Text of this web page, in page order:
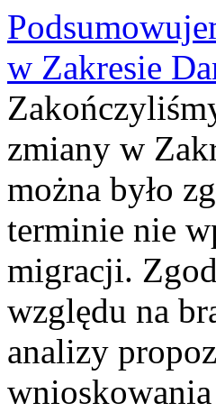
w Zakresie
zmiany w
można było
terminie nie
migracji.
względu na
analizy